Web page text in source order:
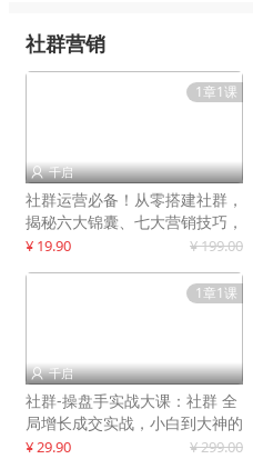
社群营销
1章1课
 千启
社群运营必备！从零搭建社群，
揭秘六大锦囊、七大营销技巧，
打造火爆社群
¥ 19.90 ¥ 199.00
1章1课
 千启
社群-操盘手实战大课：社群 全
局增长成交实战，小白到大神的
进阶之路
¥ 29.90 ¥ 299.00